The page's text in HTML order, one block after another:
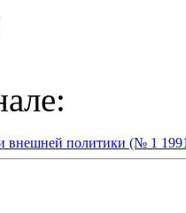
внешней политики (№ 1